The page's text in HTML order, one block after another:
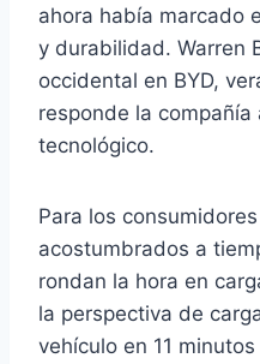
ahora había marcado
y durabilidad. Warren
occidental en BYD,
responde la
tecnológico.
Para los
acostumbrados a
rondan la hora en
la perspectiva de
vehículo en 11